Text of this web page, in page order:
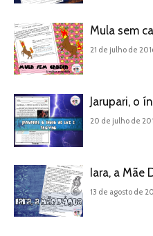
Mula sem
21 de julho de
Jarupari, o
20 de julho de
Iara, a Mãe
13 de agosto de